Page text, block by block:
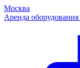
Москва
Аренда оборудования